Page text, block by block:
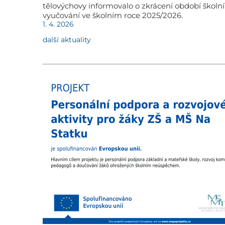
tělovýchovy informovalo o zkrácení období
vyučování ve školním roce 2025/2026.
1. 4. 2026
další aktuality